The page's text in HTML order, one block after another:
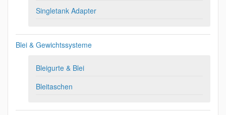
Singletank Adapter
Blei & Gewichtssysteme
Bleigurte & Blei
Bleitaschen